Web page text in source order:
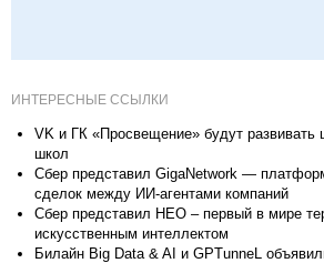
ИНТЕРЕСНЫЕ ССЫЛКИ
VK и ГК «Просвещение» будут
школ
Сбер представил GigaNetwork —
сделок между ИИ-агентами компаний
Сбер представил НЕО – первый в мире
искусственным интеллектом
Билайн Big Data & AI и GPTunneL